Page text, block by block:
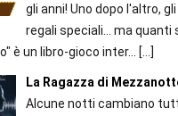
gli anni! Uno dopo l'altro,
regali speciali... ma quanti
è un libro-gioco inter...
[…]
La Ragazza di
Alcune notti cambiano